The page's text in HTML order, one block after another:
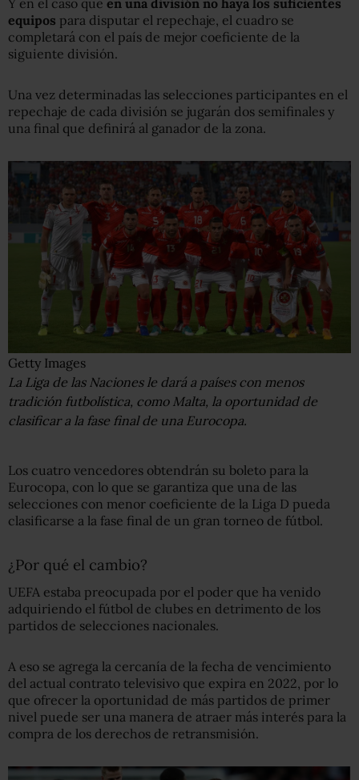
equipos para disputar el repechaje, el cuadro se
completará con el país de mejor coeficiente de la
siguiente división.
Una vez determinadas las selecciones participantes en el
repechaje de cada división se jugarán dos semifinales y
una final que definirá al ganador de la zona.
Getty Images
La Liga de las Naciones le dará a países con menos
tradición futbolística, como Malta, la oportunidad de
clasificar a la fase final de una Eurocopa.
Los cuatro vencedores obtendrán su boleto para la
Eurocopa, con lo que se garantiza que una de las
selecciones con menor coeficiente de la Liga D pueda
clasificarse a la fase final de un gran torneo de fútbol.
¿Por qué el cambio?
UEFA estaba preocupada por el poder que ha venido
adquiriendo el fútbol de clubes en detrimento de los
partidos de selecciones nacionales.
A eso se agrega la cercanía de la fecha de vencimiento
del actual contrato televisivo que expira en 2022, por lo
que ofrecer la oportunidad de más partidos de primer
nivel puede ser una manera de atraer más interés para la
compra de los derechos de retransmisión.